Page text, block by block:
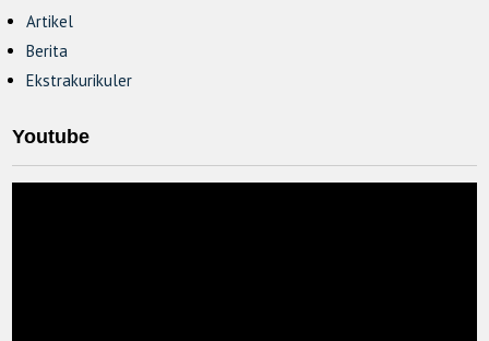
Artikel
Berita
Ekstrakurikuler
Youtube